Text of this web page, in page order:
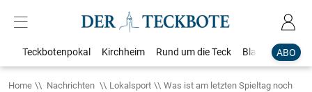
ABO
Teckbotenpokal Kirchheim Rund um die Teck Blaulicht
Home Nachrichten Lokalsport
Was ist am letzten Spieltag noch